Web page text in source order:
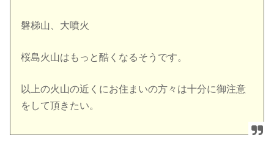
磐梯山、大噴火
桜島火山はもっと酷くなるそうです。
以上の火山の近くにお住まいの方々は十分に御注意
をして頂きたい。